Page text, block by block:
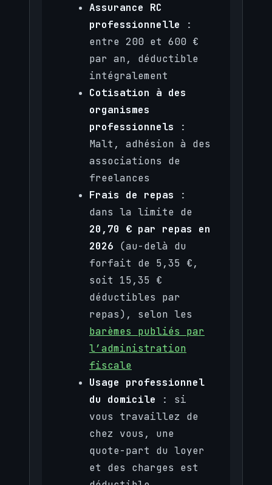
Assurance RC
professionnelle :
entre 200 et 600 €
par an, déductible
intégralement
Cotisation à des
organismes
professionnels :
Malt, adhésion à des
associations de
freelances
Frais de repas :
dans la limite de
20,70 € par repas en
2026 (au-delà du
forfait de 5,35 €,
soit 15,35 €
déductibles par
repas), selon les
barèmes publiés par
l’administration
fiscale
Usage professionnel
du domicile : si
vous travaillez de
chez vous, une
quote-part du loyer
et des charges est